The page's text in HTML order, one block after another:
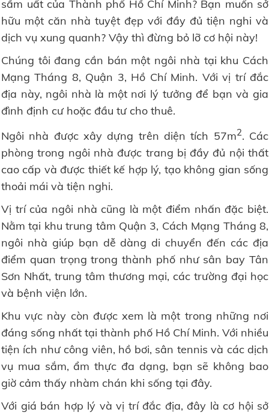
sầm uất của Thành phố Hồ Chí Minh? Bạn muốn sở
hữu một căn nhà tuyệt đẹp với đầy đủ tiện nghi và
dịch vụ xung quanh? Vậy thì đừng bỏ lỡ cơ hội này!
Chúng tôi đang cần bán một ngôi nhà tại khu Cách
Mạng Tháng 8, Quận 3, Hồ Chí Minh. Với vị trí đắc
địa này, ngôi nhà là một nơi lý tưởng để bạn và gia
đình định cư hoặc đầu tư cho thuê.
Ngôi nhà được xây dựng trên diện tích 57m2. Các
phòng trong ngôi nhà được trang bị đầy đủ nội thất
cao cấp và được thiết kế hợp lý, tạo không gian sống
thoải mái và tiện nghi.
Vị trí của ngôi nhà cũng là một điểm nhấn đặc biệt.
Nằm tại khu trung tâm Quận 3, Cách Mạng Tháng 8,
ngôi nhà giúp bạn dễ dàng di chuyển đến các địa
điểm quan trọng trong thành phố như sân bay Tân
Sơn Nhất, trung tâm thương mại, các trường đại học
và bệnh viện lớn.
Khu vực này còn được xem là một trong những nơi
đáng sống nhất tại thành phố Hồ Chí Minh. Với nhiều
tiện ích như công viên, hồ bơi, sân tennis và các dịch
vụ mua sắm, ẩm thực đa dạng, bạn sẽ không bao
giờ cảm thấy nhàm chán khi sống tại đây.
Với giá bán hợp lý và vị trí đắc địa, đây là cơ hội sở